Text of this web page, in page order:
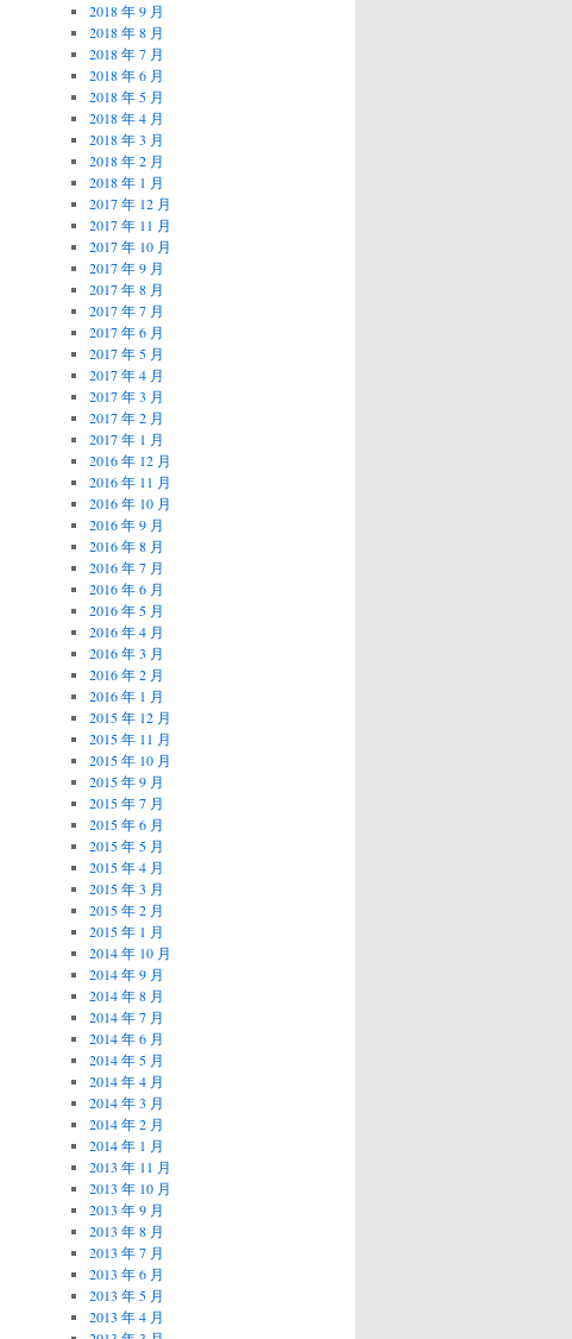
2018 年 9 月
2018 年 8 月
2018 年 7 月
2018 年 6 月
2018 年 5 月
2018 年 4 月
2018 年 3 月
2018 年 2 月
2018 年 1 月
2017 年 12 月
2017 年 11 月
2017 年 10 月
2017 年 9 月
2017 年 8 月
2017 年 7 月
2017 年 6 月
2017 年 5 月
2017 年 4 月
2017 年 3 月
2017 年 2 月
2017 年 1 月
2016 年 12 月
2016 年 11 月
2016 年 10 月
2016 年 9 月
2016 年 8 月
2016 年 7 月
2016 年 6 月
2016 年 5 月
2016 年 4 月
2016 年 3 月
2016 年 2 月
2016 年 1 月
2015 年 12 月
2015 年 11 月
2015 年 10 月
2015 年 9 月
2015 年 7 月
2015 年 6 月
2015 年 5 月
2015 年 4 月
2015 年 3 月
2015 年 2 月
2015 年 1 月
2014 年 10 月
2014 年 9 月
2014 年 8 月
2014 年 7 月
2014 年 6 月
2014 年 5 月
2014 年 4 月
2014 年 3 月
2014 年 2 月
2014 年 1 月
2013 年 11 月
2013 年 10 月
2013 年 9 月
2013 年 8 月
2013 年 7 月
2013 年 6 月
2013 年 5 月
2013 年 4 月